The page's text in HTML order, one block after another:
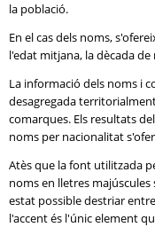
la població.
En el cas dels noms,
l'edat mitjana, la dècada
La informació dels noms i
desagregada
comarques. Els resultats
noms per nacionalitat
Atès que la font utilitzada
noms en lletres majúscules
estat possible destriar
l'accent és l'únic element